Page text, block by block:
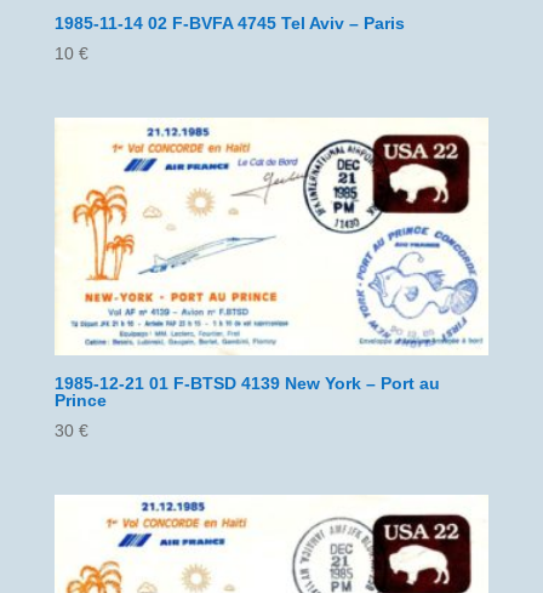
1985-11-14 02 F-BVFA 4745 Tel Aviv – Paris
10 €
1985-12-21 01 F-BTSD 4139 New York – Port au
Prince
30 €